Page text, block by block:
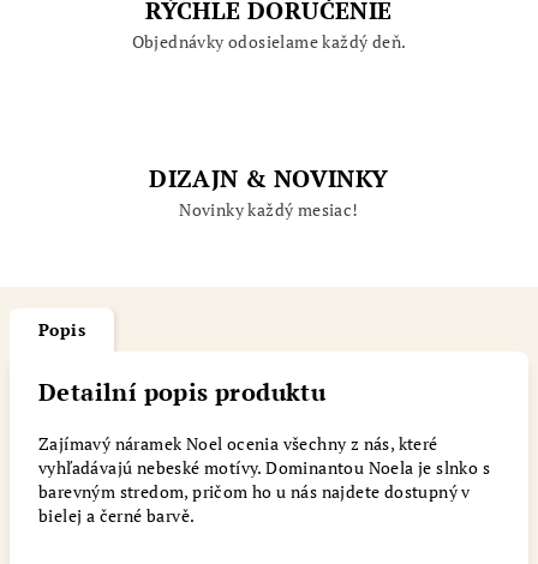
RÝCHLE DORUČENIE
Objednávky odosielame každý deň.
DIZAJN & NOVINKY
Novinky každý mesiac!
Popis
Detailní popis produktu
Zajímavý náramek Noel ocenia všechny z nás, které
vyhľadávajú nebeské motívy. Dominantou Noela je slnko s
barevným stredom, pričom ho u nás najdete dostupný v
bielej a černé barvě.